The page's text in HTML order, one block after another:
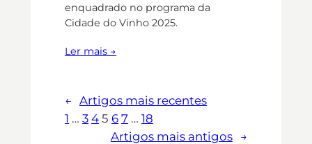
enquadrado no programa da
Cidade do Vinho 2025.
Ler mais →
←
Artigos mais recentes
1 … 3 4 5 6 7 … 18
Artigos mais antigos
→